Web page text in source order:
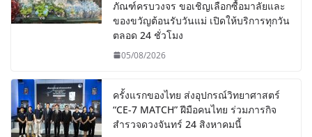
ภัณฑ์ครบวงจร ขอเชิญเลือกซื้อมาลัยและ
ของขวัญต้อนรับวันแม่ เปิดให้บริการทุกวัน
ตลอด 24 ชั่วโมง
05/08/2026
ครั้งแรกของไทย ส่งอุปกรณ์วิทยาศาสตร์
“CE-7 MATCH” ฝีมือคนไทย ร่วมภารกิจ
สำรวจดวงจันทร์ 24 สิงหาคมนี้